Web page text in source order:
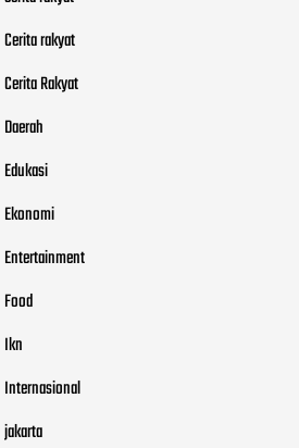
Cerita rakyat
Cerita Rakyat
Daerah
Edukasi
Ekonomi
Entertainment
Food
Ikn
Internasional
jakarta